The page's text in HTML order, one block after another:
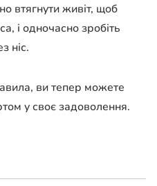
втягнути живіт, щоб
і одночасно зробіть
ніс.
ви тепер можете
у своє задоволення.